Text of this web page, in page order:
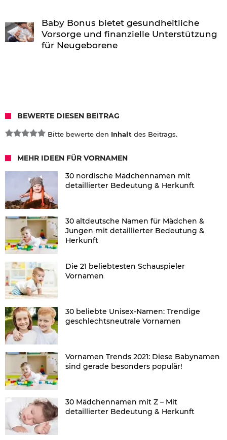
Baby Bonus bietet gesundheitliche
Vorsorge und finanzielle Unterstützung
für Neugeborene
BEWERTE DIESEN BEITRAG
Bitte bewerte den Inhalt des Beitrags.
MEHR IDEEN FÜR VORNAMEN
30 nordische Mädchennamen mit
detaillierter Bedeutung & Herkunft
30 altdeutsche Namen für Mädchen &
Jungen mit detaillierter Bedeutung &
Herkunft
Die 21 beliebtesten Schauspieler
Vornamen
30 beliebte Unisex-Namen: Trendige
geschlechtsneutrale Vornamen
Vornamen Trends 2021: Diese Babynamen
sind gerade besonders populär!
30 Mädchennamen mit Z – Mit
detaillierter Bedeutung & Herkunft